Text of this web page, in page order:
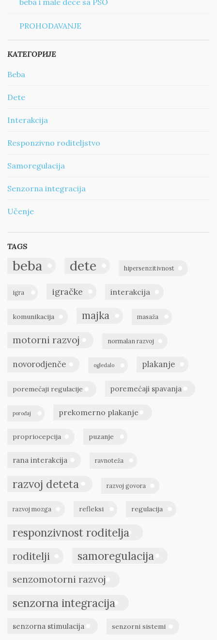
beba i male dece sa PSO
PROHODAVANJE
КАТЕГОРИЈЕ
Beba
Dete
Interakcija
Responzivno roditeljstvo
Samoregulacija
Senzorna integracija
Učenje
TAGS
beba dete hipersenzitivnost
igra igračke interakcija
komunikacija majka masaža
motorni razvoj normalan razvoj
novorodjenče ogledalo plakanje
poremećaji regulacije poremećaji spavanja
porođaj prekomerno plakanje
propriocepcija puzanje
rana interakcija ravnoteža
razvoj deteta razvoj govora
razvoj mozga refleksi regulacija
responzivnost roditelja
roditelji samoregulacija
senzomotorni razvoj
senzorna integracija
senzorna stimulacija senzorni sistemi